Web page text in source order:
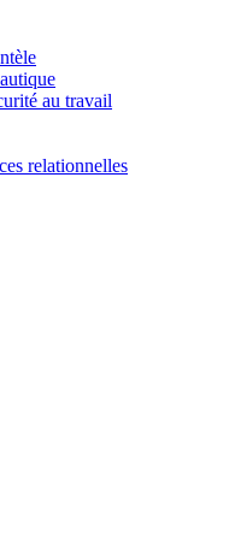
au travail
relationnelles